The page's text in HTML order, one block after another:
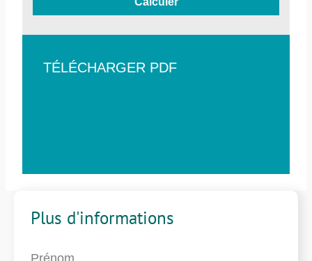
TÉLÉCHARGER PDF
Plus d'informations